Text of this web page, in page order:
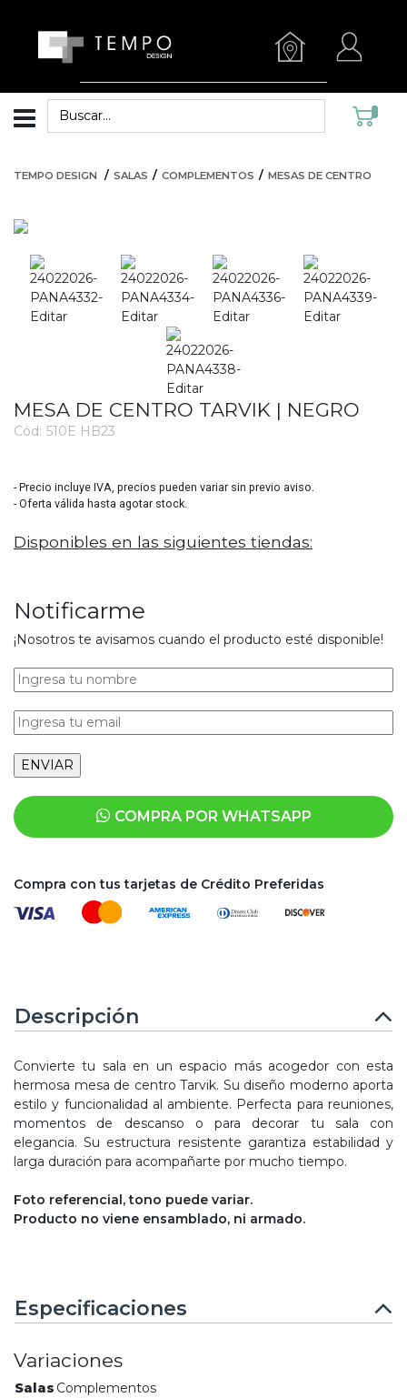
TEMPO DESIGN SALAS COMPLEMENTOS MESAS DE CENTRO
MESA DE CENTRO TARVIK | NEGRO
Cód: 510E HB23
- Precio incluye IVA, precios pueden variar sin previo aviso.
- Oferta válida hasta agotar stock.
Disponibles en las siguientes tiendas:
Notificarme
¡Nosotros te avisamos cuando el producto esté disponible!
COMPRA POR WHATSAPP
Compra con tus tarjetas de Crédito Preferidas
Descripción
Convierte tu sala en un espacio más acogedor con esta
hermosa mesa de centro Tarvik. Su diseño moderno aporta
estilo y funcionalidad al ambiente. Perfecta para reuniones,
momentos de descanso o para decorar tu sala con
elegancia. Su estructura resistente garantiza estabilidad y
larga duración para acompañarte por mucho tiempo.
Foto referencial, tono puede variar.
Producto no viene ensamblado, ni armado.
Especificaciones
Variaciones
Salas Complementos